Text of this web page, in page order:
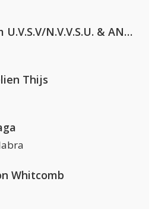
Lustrum U.V.S.V/N.V.V.S.U. & ANNO ONS & Jopke van Dobbenburgh & Roeland Beelen
Thijs
Whitcomb